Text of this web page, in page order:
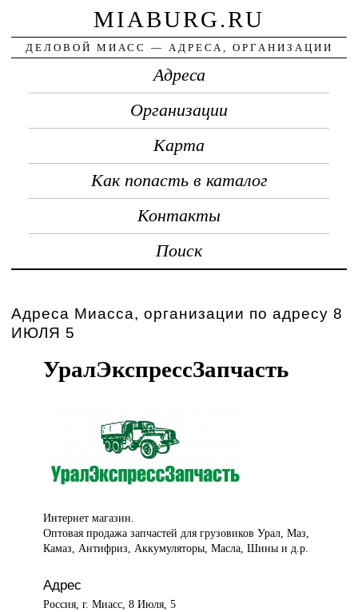
MIABURG.RU
ДЕЛОВОЙ МИАСС — АДРЕСА, ОРГАНИЗАЦИИ
Адреса
Организации
Карта
Как попасть в каталог
Контакты
Поиск
Адреса Миасса, организации по адресу 8
ИЮЛЯ 5
УралЭкспрессЗапчасть
Интернет магазин.
Оптовая продажа запчастей для грузовиков Урал, Маз,
Камаз, Антифриз, Аккумуляторы, Масла, Шины и д.р.
Адрес
Россия, г. Миасс, 8 Июля, 5